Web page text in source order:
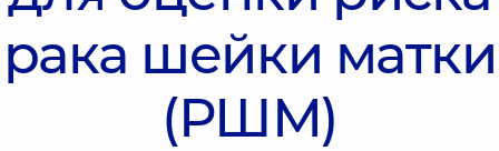
рака шейки матки
(РШМ)